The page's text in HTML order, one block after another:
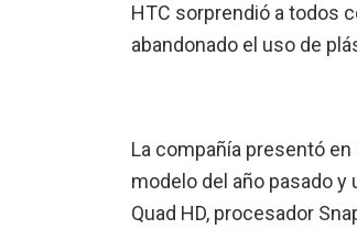
HTC sorprendió a todos
abandonado el uso de
La compañía presentó
modelo del año pasado
Quad HD, procesador